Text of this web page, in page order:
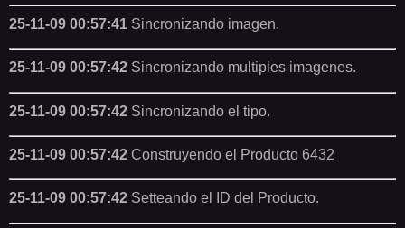
25-11-09 00:57:41 Sincronizando imagen.
25-11-09 00:57:42 Sincronizando multiples imagenes.
25-11-09 00:57:42 Sincronizando el tipo.
25-11-09 00:57:42 Construyendo el Producto 6432
25-11-09 00:57:42 Setteando el ID del Producto.